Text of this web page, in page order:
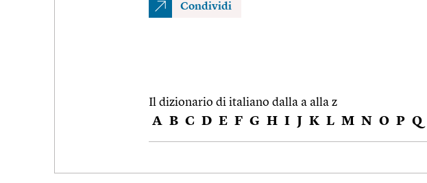
Condividi
Il dizionario di italiano dalla a alla z
A B C D E F G H I J K L M N O P Q